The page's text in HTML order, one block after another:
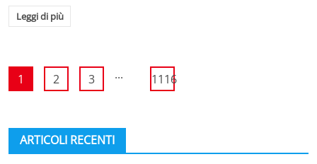
Leggi di più
1 2 3 ... 1116
ARTICOLI RECENTI